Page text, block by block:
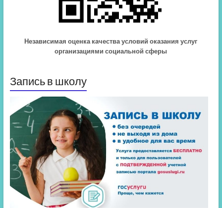
Независимая оценка качества условий оказания услуг
организациями социальной сферы
Запись в школу